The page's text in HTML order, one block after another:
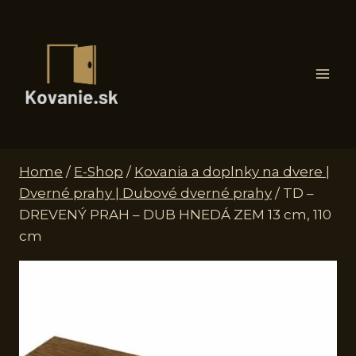
Home / E-Shop / Kovania a doplnky na dvere |
Dverné prahy | Dubové dverné prahy / TD –
DREVENÝ PRAH – DUB HNEDÁ ZEM 13 cm, 110
cm